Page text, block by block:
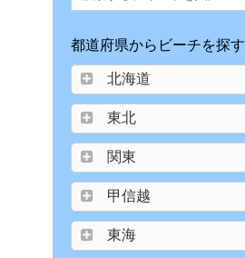
都道府県からビーチを探す
北海道
東北
関東
甲信越
東海